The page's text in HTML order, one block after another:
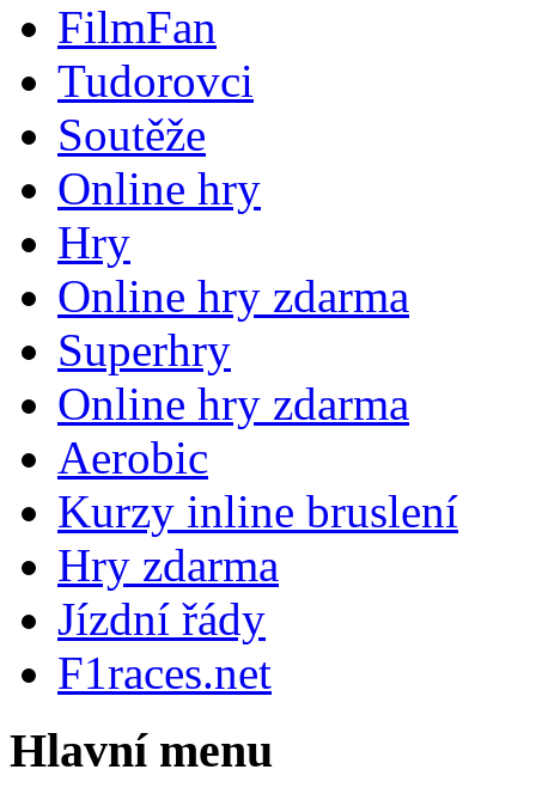
FilmFan
Tudorovci
Soutěže
Online hry
Hry
Online hry zdarma
Superhry
Online hry zdarma
Aerobic
Kurzy inline bruslení
Hry zdarma
Jízdní řády
F1races.net
Hlavní menu